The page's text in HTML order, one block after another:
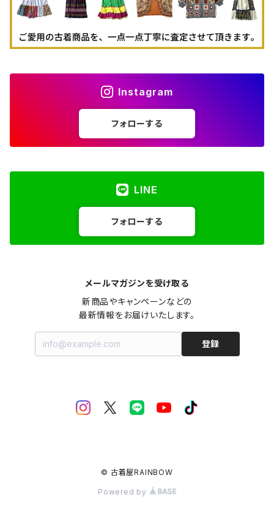
Instagram
フォローする
LINE
フォローする
メールマガジンを受け取る
新商品やキャンペーンなどの
最新情報をお届けいたします。
登録
© 古着屋RAINBOW
Powered by